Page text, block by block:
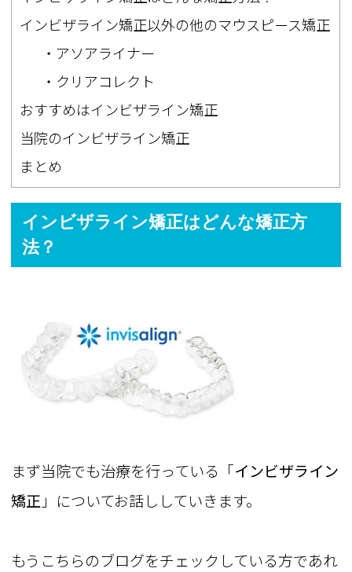
インビザライン矯正以外の他のマウスピース矯正
・アソアライナー
・クリアコレクト
おすすめはインビザライン矯正
当院のインビザライン矯正
まとめ
インビザライン矯正はどんな矯正方
法？
まず当院でも治療を行っている「インビザライン
矯正 」についてお話ししていきます。
もうこちらのブログをチェックしている方であれ